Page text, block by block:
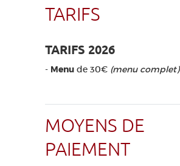
TARIFS
TARIFS 2026
- Menu de 30€ (menu complet)
MOYENS DE
PAIEMENT